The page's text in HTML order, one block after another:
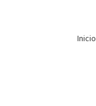
Inicio